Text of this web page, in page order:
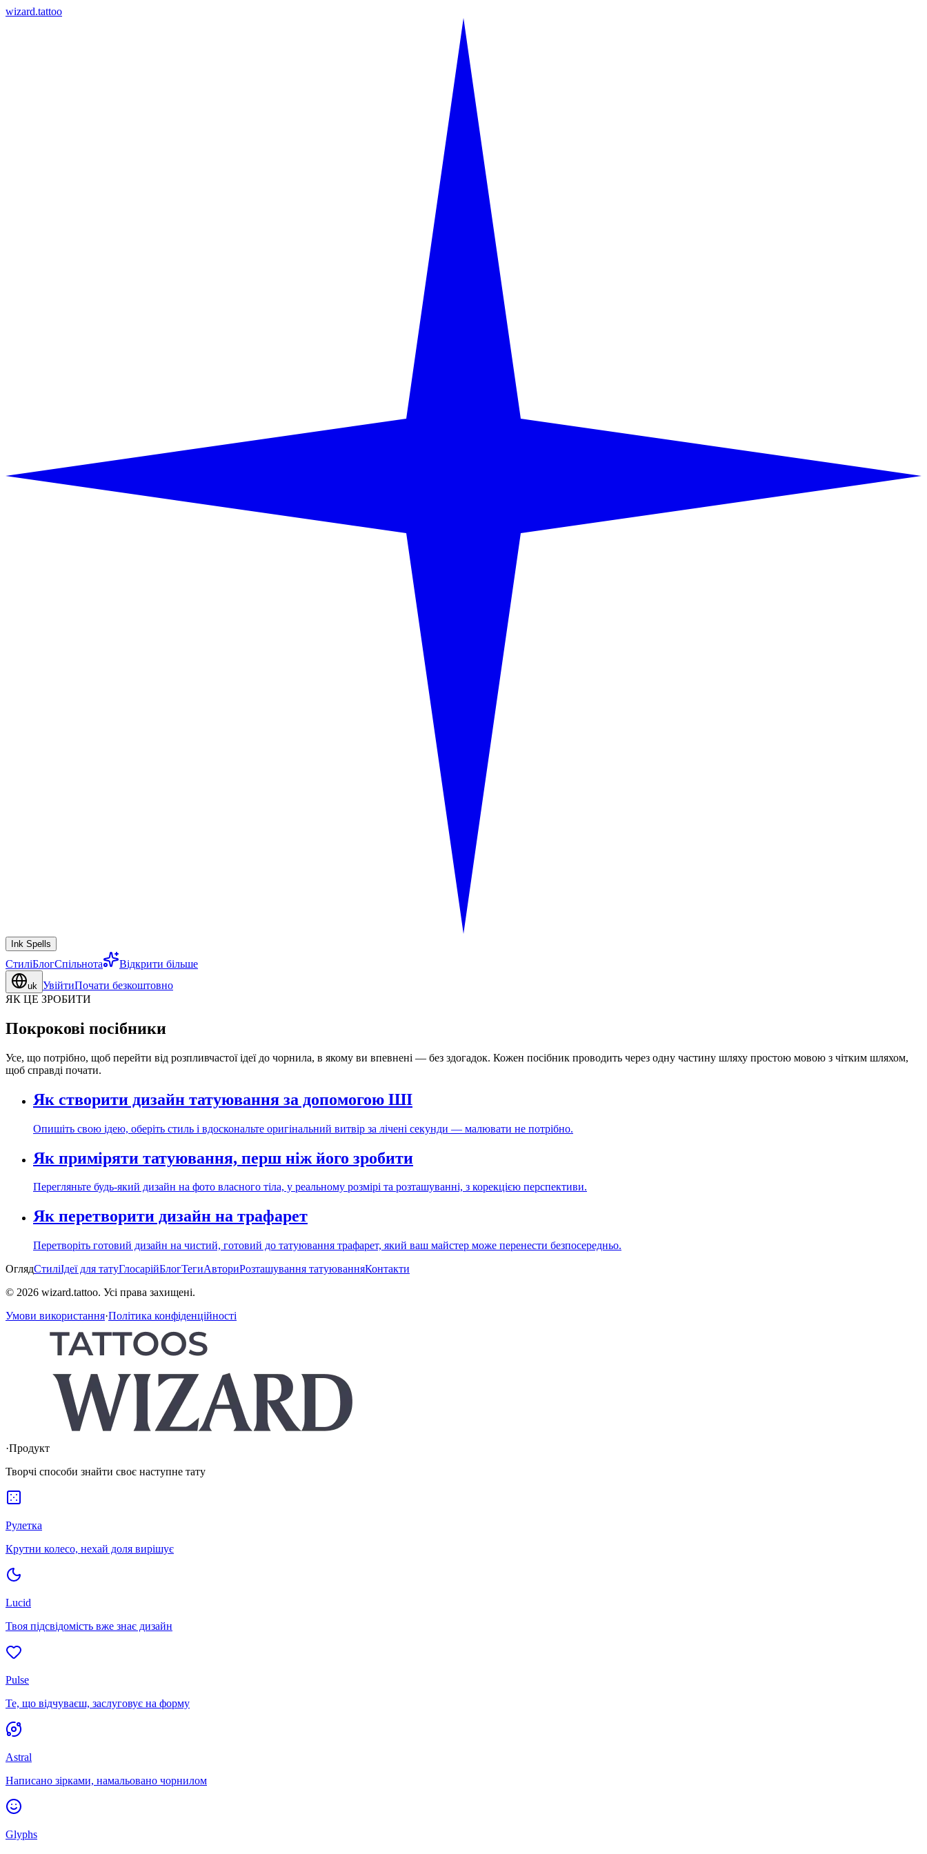
wizard.tattoo
Ink Spells
СтиліБлогСпільнота Відкрити більше
uk УвійтиПочати безкоштовно
ЯК ЦЕ ЗРОБИТИ
Покрокові посібники
Усе, що потрібно, щоб перейти від розпливчастої ідеї до чорнила, в якому ви впевнені — без здогадок. Кожен посібник проводить через одну частину шляху простою мовою з чітким шляхом,
щоб справді почати.
Як створити дизайн татуювання за допомогою ШІ
Опишіть свою ідею, оберіть стиль і вдоскональте оригінальний витвір за лічені секунди — малювати не потрібно.
Як приміряти татуювання, перш ніж його зробити
Перегляньте будь-який дизайн на фото власного тіла, у реальному розмірі та розташуванні, з корекцією перспективи.
Як перетворити дизайн на трафарет
Перетворіть готовий дизайн на чистий, готовий до татуювання трафарет, який ваш майстер може перенести безпосередньо.
ОглядСтиліІдеї для татуГлосарійБлогТегиАвториРозташування татуюванняКонтакти
© 2026 wizard.tattoo. Усі права захищені.
Умови використання·Політика конфіденційності
·Продукт
Творчі способи знайти своє наступне тату
Рулетка
Крутни колесо, нехай доля вирішує
Lucid
Твоя підсвідомість вже знає дизайн
Pulse
Те, що відчуваєш, заслуговує на форму
Astral
Написано зірками, намальовано чорнилом
Glyphs